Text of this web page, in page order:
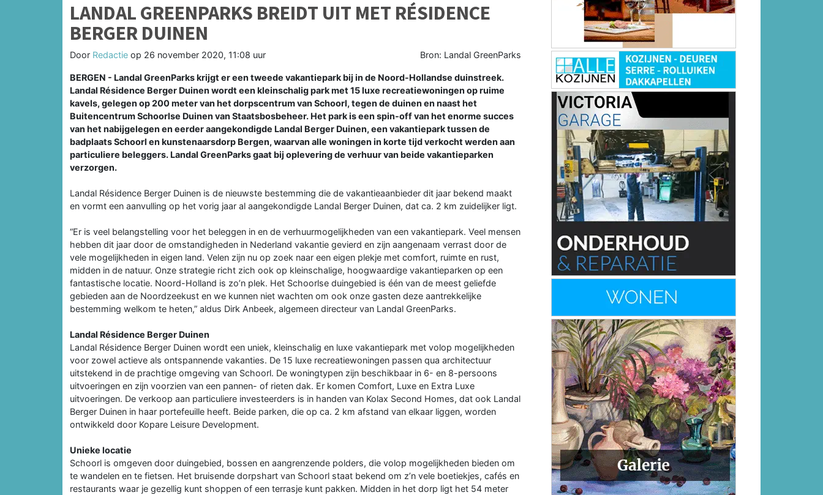
LANDAL GREENPARKS BREIDT UIT MET RÉSIDENCE
BERGER DUINEN
Door Redactie op 26 november 2020, 11:08 uur Bron: Landal GreenParks
BERGEN - Landal GreenParks krijgt er een tweede vakantiepark bij in de Noord-Hollandse duinstreek.
Landal Résidence Berger Duinen wordt een kleinschalig park met 15 luxe recreatiewoningen op ruime
kavels, gelegen op 200 meter van het dorpscentrum van Schoorl, tegen de duinen en naast het
Buitencentrum Schoorlse Duinen van Staatsbosbeheer. Het park is een spin-off van het enorme succes
van het nabijgelegen en eerder aangekondigde Landal Berger Duinen, een vakantiepark tussen de
badplaats Schoorl en kunstenaarsdorp Bergen, waarvan alle woningen in korte tijd verkocht werden aan
particuliere beleggers. Landal GreenParks gaat bij oplevering de verhuur van beide vakantieparken
verzorgen.
Landal Résidence Berger Duinen is de nieuwste bestemming die de vakantieaanbieder dit jaar bekend maakt
en vormt een aanvulling op het vorig jaar al aangekondigde Landal Berger Duinen, dat ca. 2 km zuidelijker ligt.
“Er is veel belangstelling voor het beleggen in en de verhuurmogelijkheden van een vakantiepark. Veel mensen
hebben dit jaar door de omstandigheden in Nederland vakantie gevierd en zijn aangenaam verrast door de
vele mogelijkheden in eigen land. Velen zijn nu op zoek naar een eigen plekje met comfort, ruimte en rust,
midden in de natuur. Onze strategie richt zich ook op kleinschalige, hoogwaardige vakantieparken op een
fantastische locatie. Noord-Holland is zo’n plek. Het Schoorlse duingebied is één van de meest geliefde
gebieden aan de Noordzeekust en we kunnen niet wachten om ook onze gasten deze aantrekkelijke
bestemming welkom te heten,” aldus Dirk Anbeek, algemeen directeur van Landal GreenParks.
Landal Résidence Berger Duinen
Landal Résidence Berger Duinen wordt een uniek, kleinschalig en luxe vakantiepark met volop mogelijkheden
voor zowel actieve als ontspannende vakanties. De 15 luxe recreatiewoningen passen qua architectuur
uitstekend in de prachtige omgeving van Schoorl. De woningtypen zijn beschikbaar in 6- en 8-persoons
uitvoeringen en zijn voorzien van een pannen- of rieten dak. Er komen Comfort, Luxe en Extra Luxe
uitvoeringen. De verkoop aan particuliere investeerders is in handen van Kolax Second Homes, dat ook Landal
Berger Duinen in haar portefeuille heeft. Beide parken, die op ca. 2 km afstand van elkaar liggen, worden
ontwikkeld door Kopare Leisure Development.
Unieke locatie
Schoorl is omgeven door duingebied, bossen en aangrenzende polders, die volop mogelijkheden bieden om
te wandelen en te fietsen. Het bruisende dorpshart van Schoorl staat bekend om z’n vele boetiekjes, cafés en
restaurants waar je gezellig kunt shoppen of een terrasje kunt pakken. Midden in het dorp ligt het 54 meter